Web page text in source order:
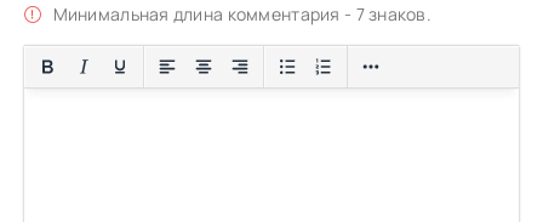
Минимальная длина комментария - 7 знаков.